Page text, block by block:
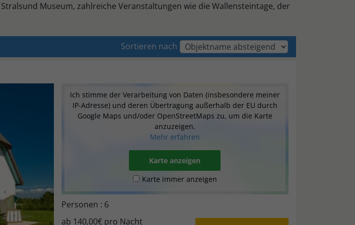
Museum, zahlreiche Veranstaltungen wie die Wallensteintage, der
Sortieren nach
Ich stimme der Verarbeitung von Daten (insbesondere meiner
IP-Adresse) und deren Übertragung außerhalb der EU durch
Google Maps und/oder OpenStreetMaps zu, um die Karte
anzuzeigen.
Mehr erfahren
Karte anzeigen
Karte immer anzeigen
Personen : 6
ab 140,00€pro Nacht